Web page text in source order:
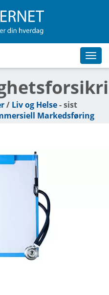
/ Liv og Helse- sist
Markedsføring